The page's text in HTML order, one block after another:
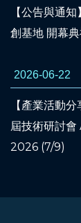
【公告與通
創基地 開幕
2026-06-22
【產業活動
屆技術研討
2026 (7/9)